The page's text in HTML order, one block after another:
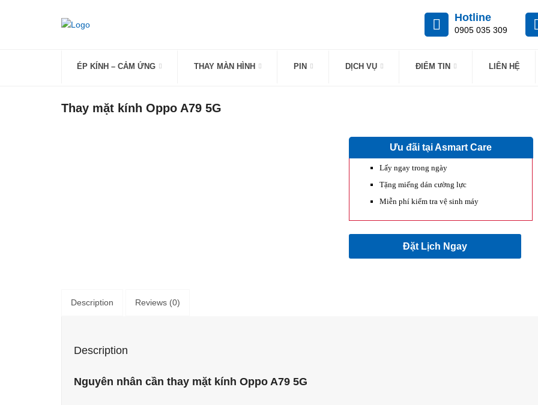
Hotline
0905 035 309
ÉP KÍNH – CẢM ỨNG THAY MÀN HÌNH PIN DỊCH VỤ ĐIỂM TIN LIÊN HỆ
Thay mặt kính Oppo A79 5G
Ưu đãi tại Asmart Care
Lấy ngay trong ngày
Tặng miếng dán cường lực
Miễn phí kiểm tra vệ sinh máy
Đặt Lịch Ngay
Description Reviews (0)
Description
Nguyên nhân cần thay mặt kính Oppo A79 5G